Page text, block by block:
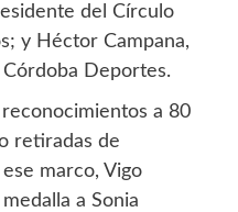
del Círculo
y Héctor Campana,
Deportes.
a 80
retiradas de
marco, Vigo
a Sonia